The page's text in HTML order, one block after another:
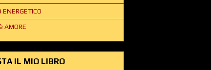
ENERGETICO
AMORE
IL MIO LIBRO